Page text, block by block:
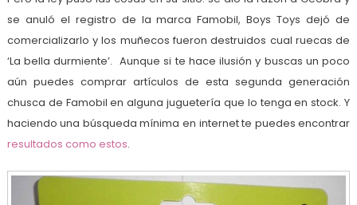
se anuló el registro de la marca Famobil, Boys Toys dejó de
comercializarlo y los muñecos fueron destruidos cual ruecas de
‘La bella durmiente’. Aunque si te hace ilusión y buscas un poco
aún puedes comprar artículos de esta segunda generación
chusca de Famobil en alguna juguetería que lo tenga en stock. Y
haciendo una búsqueda mínima en internet te puedes encontrar
resultados como estos.